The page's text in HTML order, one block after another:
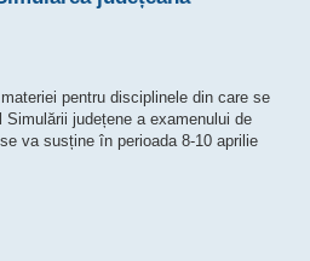
pentru disciplinele din care se
județene a examenului de
va susține în perioada 8-10 aprilie